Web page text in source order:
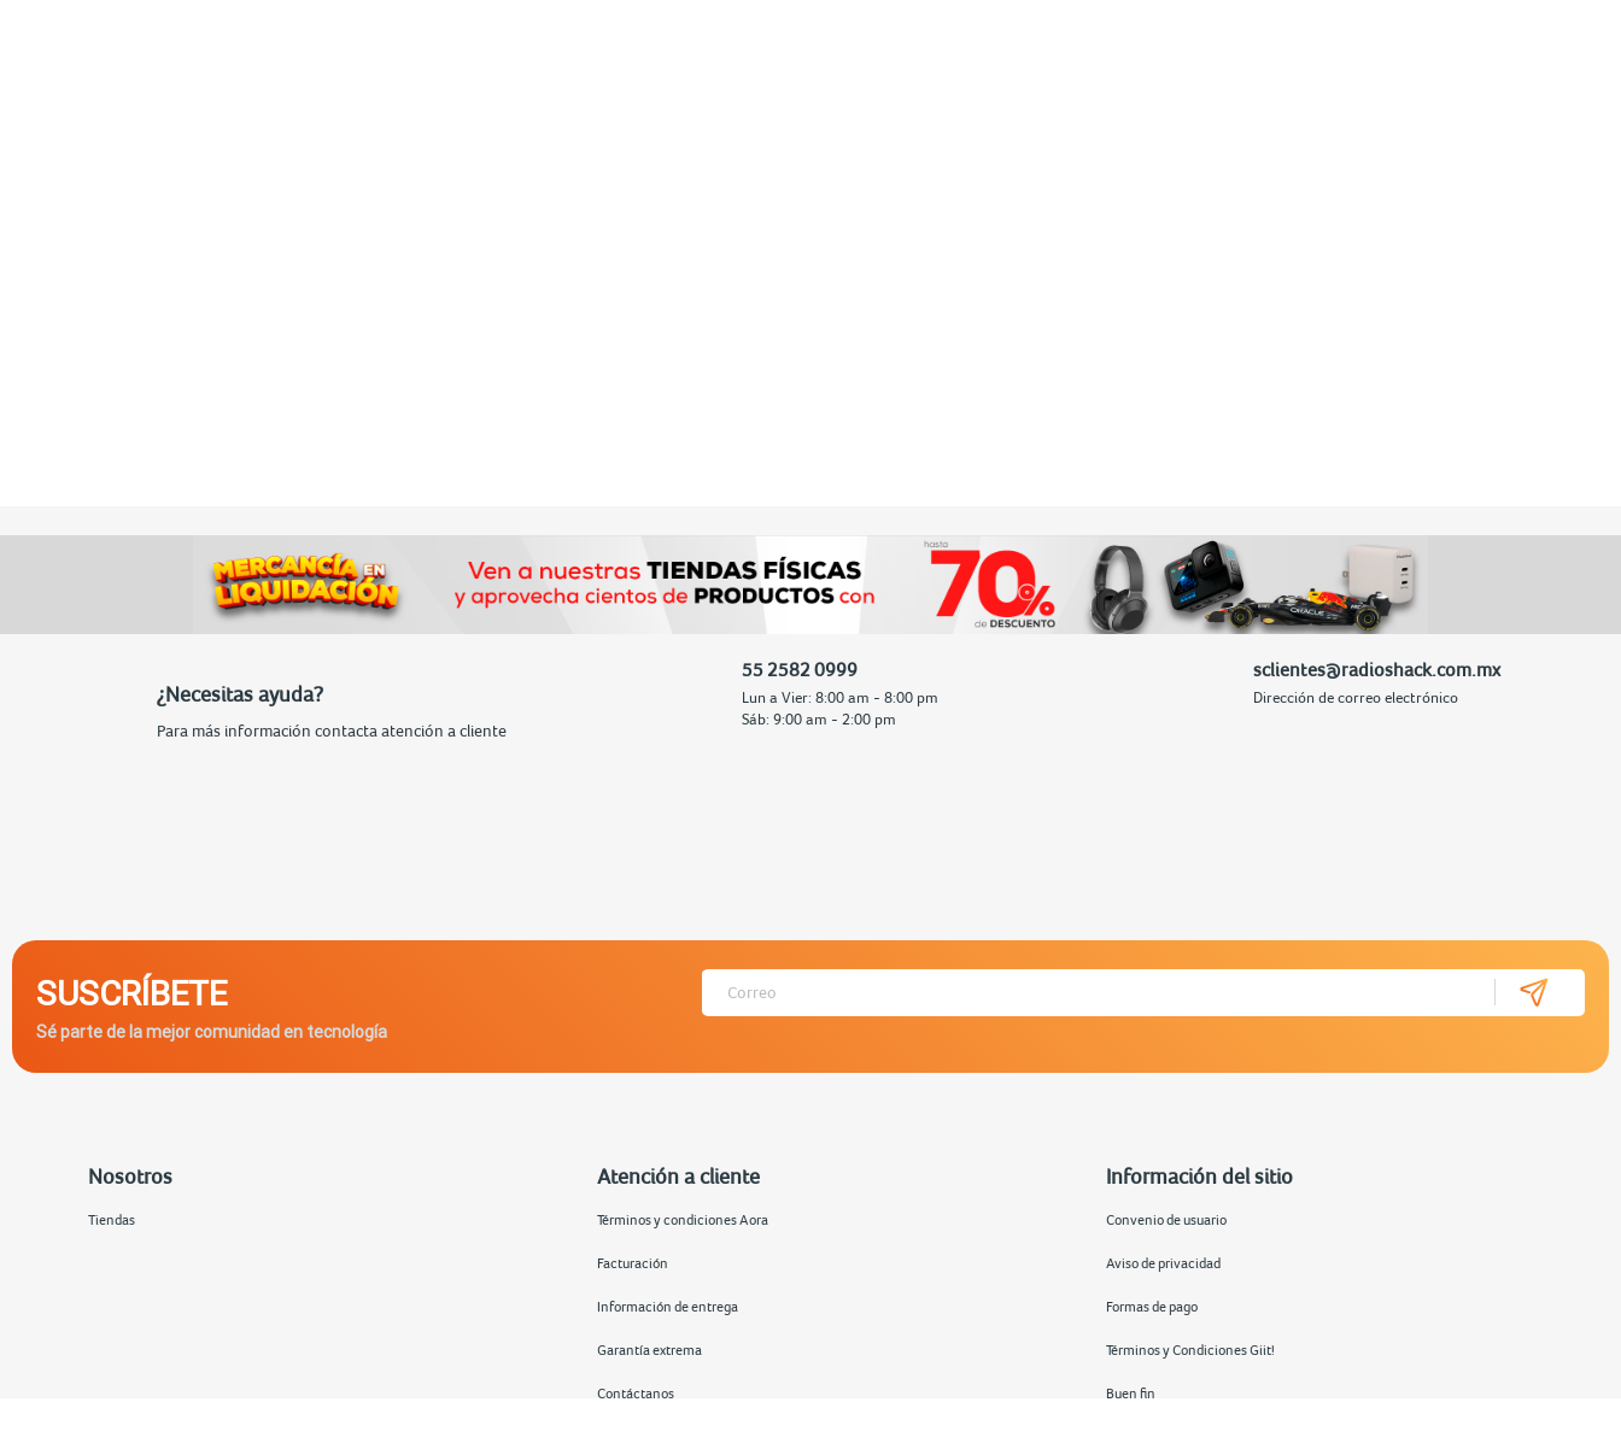
¿Necesitas ayuda?
Para más información contacta atención a cliente
55 2582 0999
Lun a Vier: 8:00 am - 8:00 pm
Sáb: 9:00 am - 2:00 pm
sclientes@radioshack.com.mx
Dirección de correo electrónico
SUSCRÍBETE
Sé parte de la mejor comunidad en tecnología
Nosotros
Tiendas
Atención a cliente
Términos y condiciones Aora
Facturación
Información de entrega
Garantía extrema
Contáctanos
Información del sitio
Convenio de usuario
Aviso de privacidad
Formas de pago
Términos y Condiciones Giit!
Buen fin